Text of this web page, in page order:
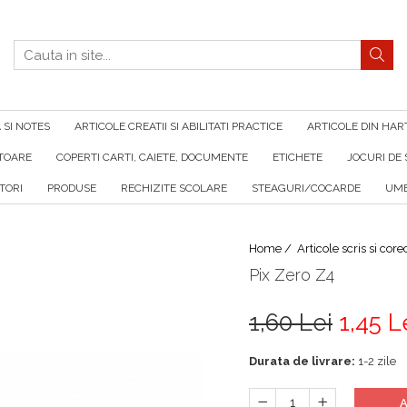
NOTES ARTICOLE CREATII SI ABILITATI PRACTICE ARTICOLE DIN
COPERTI CARTI, CAIETE, DOCUMENTE ETICHETE JOCURI DE
PRODUSE RECHIZITE SCOLARE STEAGURI/COCARDE
Home / Articole scris si
Pix Zero Z4
1,60 Lei 1,45
Durata de livrare: 1-2 zile